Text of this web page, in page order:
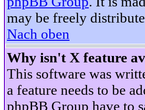
may be freely
Nach oben
Why isn't X feature
This software was
a feature needs to be
phpBB Group have to